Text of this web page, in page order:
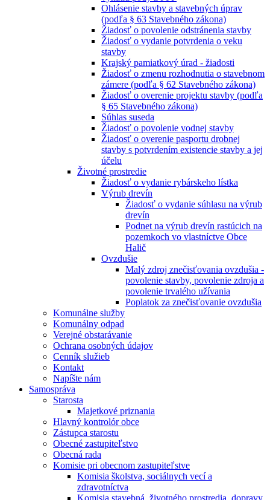
Ohlásenie stavby a stavebných úprav
(podľa § 63 Stavebného zákona)
Žiadosť o povolenie odstránenia stavby
Žiadosť o vydanie potvrdenia o veku
stavby
Krajský pamiatkový úrad - žiadosti
Žiadosť o zmenu rozhodnutia o stavebnom
zámere (podľa § 62 Stavebného zákona)
Žiadosť o overenie projektu stavby (podľa
§ 65 Stavebného zákona)
Súhlas suseda
Žiadosť o povolenie vodnej stavby
Žiadosť o overenie pasportu drobnej
stavby s potvrdením existencie stavby a jej
účelu
Životné prostredie
Žiadosť o vydanie rybárskeho lístka
Výrub drevín
Žiadosť o vydanie súhlasu na výrub
drevín
Podnet na výrub drevín rastúcich na
pozemkoch vo vlastníctve Obce
Halič
Ovzdušie
Malý zdroj znečisťovania ovzdušia -
povolenie stavby, povolenie zdroja a
povolenie trvalého užívania
Poplatok za znečisťovanie ovzdušia
Komunálne služby
Komunálny odpad
Verejné obstarávanie
Ochrana osobných údajov
Cenník služieb
Kontakt
Napíšte nám
Samospráva
Starosta
Majetkové priznania
Hlavný kontrolór obce
Zástupca starostu
Obecné zastupiteľstvo
Obecná rada
Komisie pri obecnom zastupiteľstve
Komisia školstva, sociálnych vecí a
zdravotníctva
Komisia stavebná, životného prostredia, dopravy